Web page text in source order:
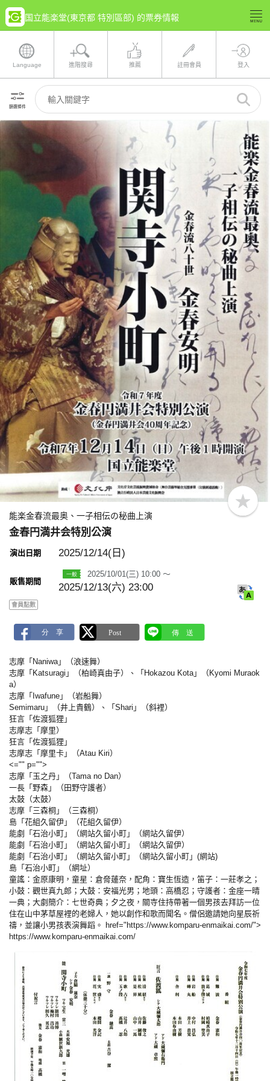
国立能楽堂(東京都 特別區部) 的票券情報
Language 進階搜尋 推薦 註冊會員 登入
篩選條件
b
o
能楽金春流最奥、一子相伝の秘曲上演
金春円満井会特別公演
演出日期 2025/12/14(日)
販售期間
2025/10/01(三) 10:00 ～
2025/12/13(六) 23:00
會員點數
志摩「Naniwa」（浪速舞）
志摩「Katsuragi」（柏崎真由子）、「Hokazou Kota」（Kyomi Muraok
a）
志摩「Iwafune」（岩船舞）
Semimaru」（井上貴鶴）、「Shari」（斜裡）
狂言「佐渡狐狸」
志摩志「摩里）
狂言「佐渡狐狸」
志摩志「摩里卡」（Atau Kiri）
<="" p="">
志摩「玉之丹」（Tama no Dan）
一長「野森」（田野守護者）
太鼓（太鼓）
志摩「三森桐」（三森桐）
島「花組久留伊」（花組久留伊）
能劇「石治小町」（網站久留小町」（網站久留伊）
能劇「石治小町」（網站久留小町」（網站久留伊）
能劇「石治小町」（網站久留小町」（網站久留小町」(網站)
島「石治小町」（網址）
童謠：金原康明，童星：倉脅蓮奈，配角：寶生恆造，笛子：一莊孝之；
小鼓：觀世真九郎；大鼓：安福光男；地頭：高橋忍；守護者：金座一晴
一典；大劇簡介：七世奇典；夕之夜，關寺住持帶著一個男孩去拜訪一位
住在山中茅草屋裡的老婦人，她以創作和歌而聞名。僧侶邀請她向星辰祈
禱，並讓小男孩表演舞蹈。 href="https://www.komparu-enmaikai.com/">
https://www.komparu-enmaikai.com/